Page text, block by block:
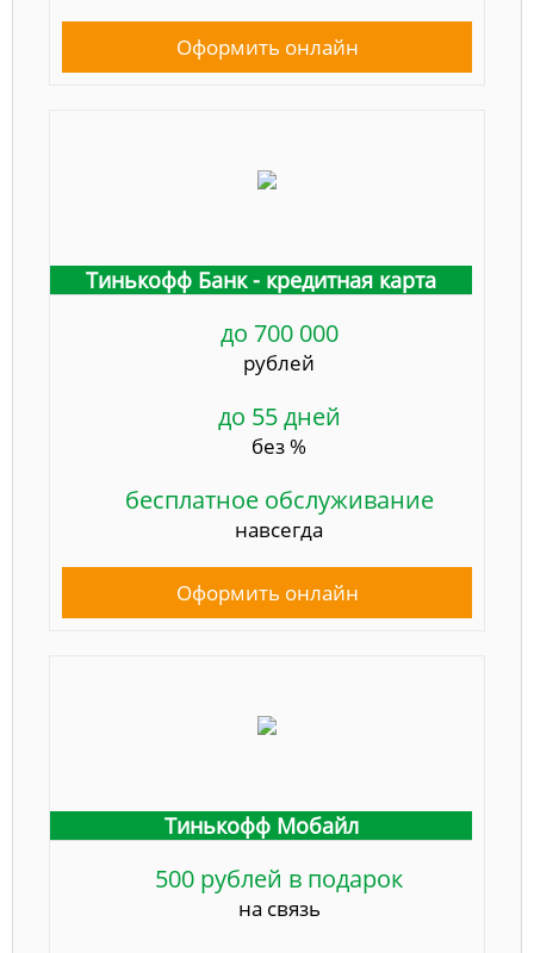
Оформить онлайн
Тинькофф Банк - кредитная карта
до 700 000
рублей
до 55 дней
без %
бесплатное обслуживание
навсегда
Оформить онлайн
Тинькофф Мобайл
500 рублей в подарок
на связь